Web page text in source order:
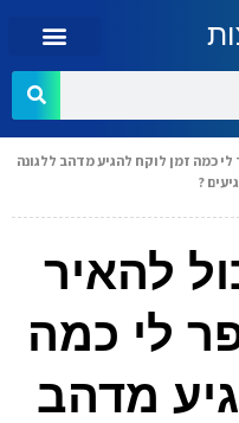
לי כמה זמן לוקח להגיע מדהב ללגונה
?
להאיר
לי כמה
מדהב